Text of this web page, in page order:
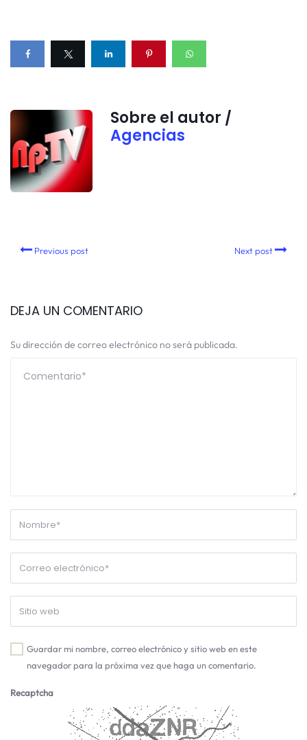
Sobre el autor /
Agencias
Previous post Next post
DEJA UN COMENTARIO
Su dirección de correo electrónico no será publicada.
Guardar mi nombre, correo electrónico y sitio web en este
navegador para la próxima vez que haga un comentario.
Recaptcha